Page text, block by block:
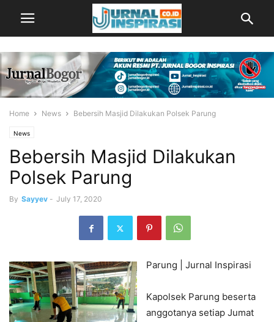
Home News Bebersih Masjid Dilakukan Polsek Parung
News
Bebersih Masjid Dilakukan
Polsek Parung
By Sayyev - July 17, 2020
Parung | Jurnal Inspirasi
Kapolsek Parung beserta
anggotanya setiap Jumat